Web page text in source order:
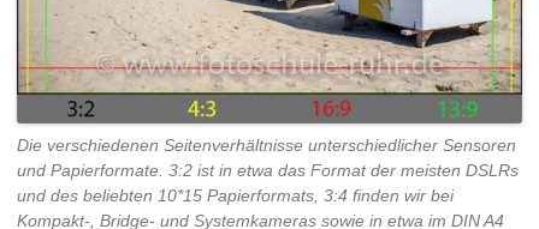
Die verschiedenen Seitenverhältnisse unterschiedlicher Sensoren
und Papierformate. 3:2 ist in etwa das Format der meisten DSLRs
und des beliebten 10*15 Papierformats, 3:4 finden wir bei
Kompakt-, Bridge- und Systemkameras sowie in etwa im DIN A4